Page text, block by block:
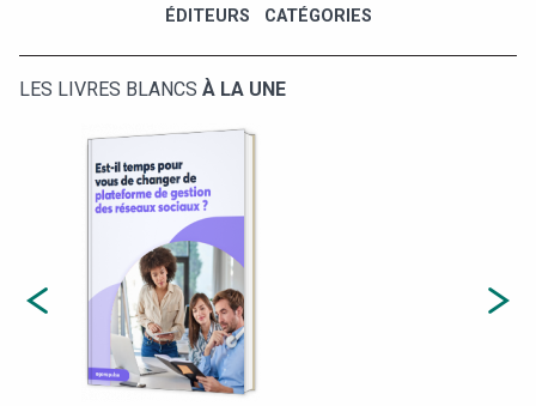
ÉDITEURS CATÉGORIES
LES LIVRES BLANCS À LA UNE